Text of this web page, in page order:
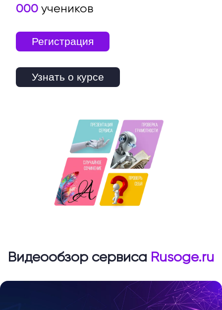
000 учеников
Регистрация
Узнать о курсе
Видеообзор сервиса Rusoge.ru